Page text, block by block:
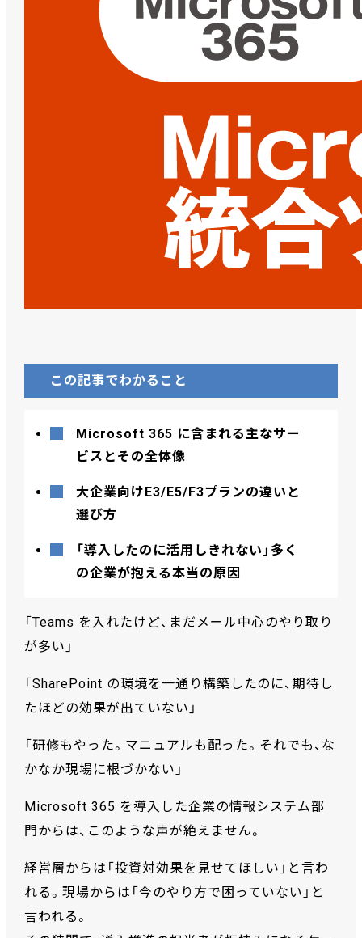
この記事でわかること
Microsoft 365 に含まれる主なサー
ビスとその全体像
大企業向けE3/E5/F3プランの違いと
選び方
「導入したのに活用しきれない」多く
の企業が抱える本当の原因
「Teams を入れたけど、まだメール中心のやり取り
が多い」
「SharePoint の環境を一通り構築したのに、期待し
たほどの効果が出ていない」
「研修もやった。マニュアルも配った。それでも、な
かなか現場に根づかない」
Microsoft 365 を導入した企業の情報システム部
門からは、このような声が絶えません。
経営層からは「投資対効果を見せてほしい」と言わ
れる。現場からは「今のやり方で困っていない」と
言われる。